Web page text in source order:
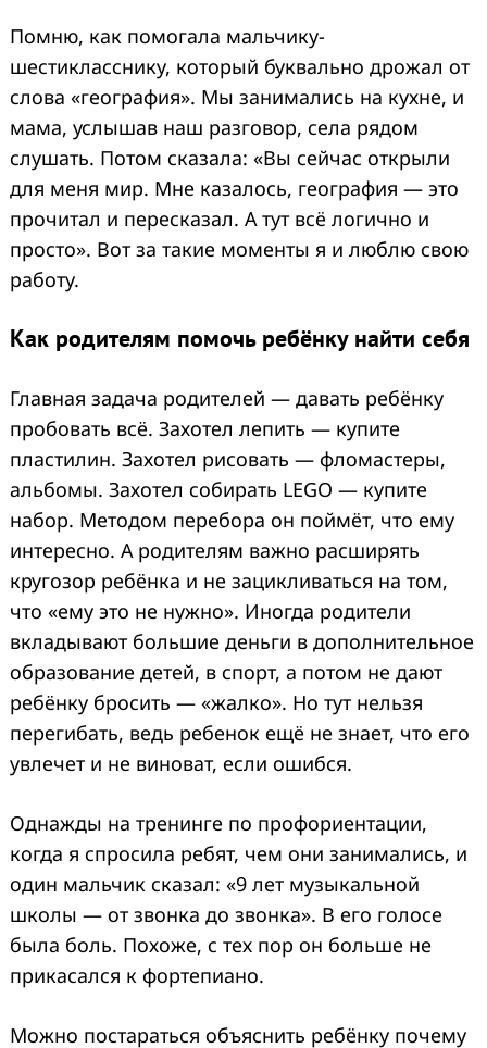
Помню, как помогала мальчику-
шестикласснику, который буквально дрожал от
слова «география». Мы занимались на кухне, и
мама, услышав наш разговор, села рядом
слушать. Потом сказала: «Вы сейчас открыли
для меня мир. Мне казалось, география — это
прочитал и пересказал. А тут всё логично и
просто». Вот за такие моменты я и люблю свою
работу.
Как родителям помочь ребёнку найти себя
Главная задача родителей — давать ребёнку
пробовать всё. Захотел лепить — купите
пластилин. Захотел рисовать — фломастеры,
альбомы. Захотел собирать LEGO — купите
набор. Методом перебора он поймёт, что ему
интересно. А родителям важно расширять
кругозор ребёнка и не зацикливаться на том,
что «ему это не нужно». Иногда родители
вкладывают большие деньги в дополнительное
образование детей, в спорт, а потом не дают
ребёнку бросить — «жалко». Но тут нельзя
перегибать, ведь ребенок ещё не знает, что его
увлечет и не виноват, если ошибся.
Однажды на тренинге по профориентации,
когда я спросила ребят, чем они занимались, и
один мальчик сказал: «9 лет музыкальной
школы — от звонка до звонка». В его голосе
была боль. Похоже, с тех пор он больше не
прикасался к фортепиано.
Можно постараться объяснить ребёнку почему
Search